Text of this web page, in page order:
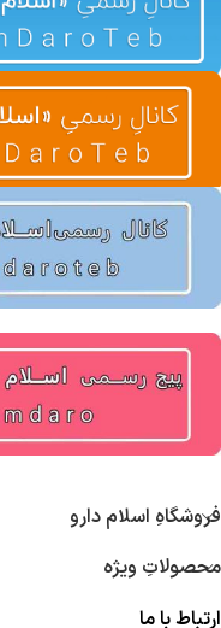
فروشگاهِ اسلام دارو
محصولاتِ ویژه
ارتباط با ما